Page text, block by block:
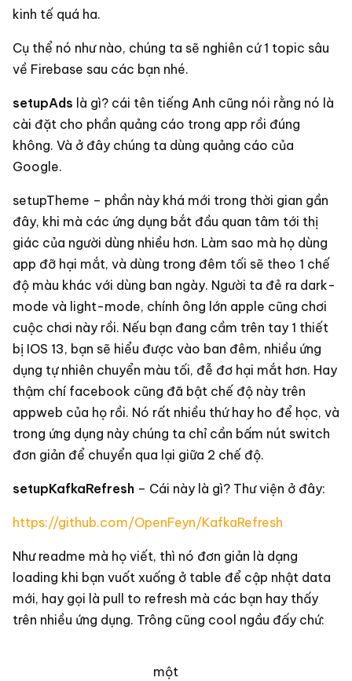
kinh tế quá ha.
Cụ thể nó như nào, chúng ta sẽ nghiên cứ 1 topic sâu
về Firebase sau các bạn nhé.
setupAds là gì? cái tên tiếng Anh cũng nói rằng nó là
cài đặt cho phần quảng cáo trong app rồi đúng
không. Và ở đây chúng ta dùng quảng cáo của
Google.
setupTheme – phần này khá mới trong thời gian gần
đây, khi mà các ứng dụng bắt đầu quan tâm tới thị
giác của người dùng nhiều hơn. Làm sao mà họ dùng
app đỡ hại mắt, và dùng trong đêm tối sẽ theo 1 chế
độ màu khác với dùng ban ngày. Người ta đẻ ra dark-
mode và light-mode, chính ông lớn apple cũng chơi
cuộc chơi này rồi. Nếu bạn đang cầm trên tay 1 thiết
bị IOS 13, bạn sẽ hiểu được vào ban đêm, nhiều ứng
dụng tự nhiên chuyển màu tối, đễ đơ hại mắt hơn. Hay
thậm chí facebook cũng đã bật chế độ này trên
appweb của họ rồi. Nó rất nhiều thứ hay ho để học, và
trong ứng dụng này chúng ta chỉ cần bấm nút switch
đơn giản để chuyển qua lại giữa 2 chế độ.
setupKafkaRefresh – Cái này là gì? Thư viện ở đây:
https://github.com/OpenFeyn/KafkaRefresh
Như readme mà họ viết, thì nó đơn giản là dạng
loading khi bạn vuốt xuống ở table để cập nhật data
mới, hay gọi là pull to refresh mà các bạn hay thấy
trên nhiều ứng dụng. Trông cũng cool ngầu đấy chứ:
một